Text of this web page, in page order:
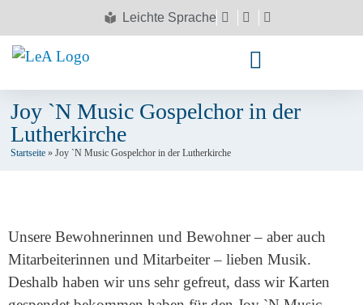
Leichte Sprache
Joy `N Music Gospelchor in der
Lutherkirche
Startseite » Joy `N Music Gospelchor in der Lutherkirche
Unsere Bewohnerinnen und Bewohner – aber auch
Mitarbeiterinnen und Mitarbeiter – lieben Musik.
Deshalb haben wir uns sehr gefreut, dass wir Karten